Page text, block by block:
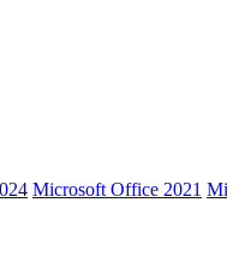
Microsoft Office 2021